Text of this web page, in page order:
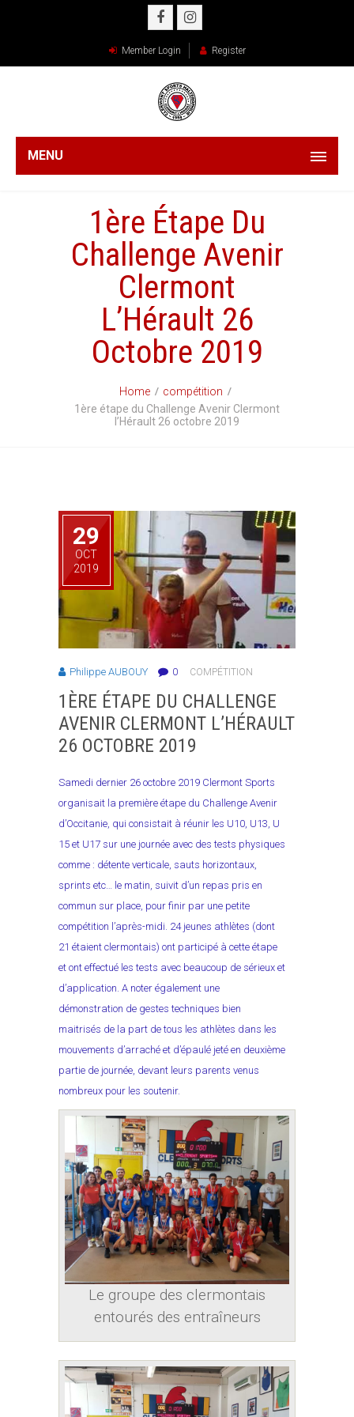
Member Login Register
MENU
1ère Étape Du
Challenge Avenir
Clermont
L’Hérault 26
Octobre 2019
Home
compétition
1ère étape du Challenge Avenir Clermont
l’Hérault 26 octobre 2019
29
OCT
2019
Philippe AUBOUY 0 COMPÉTITION
1ÈRE ÉTAPE DU CHALLENGE
AVENIR CLERMONT L’HÉRAULT
26 OCTOBRE 2019
Samedi dernier 26 octobre 2019 Clermont Sports
organisait la première étape du Challenge Avenir
d’Occitanie, qui consistait à réunir les U10, U13, U
15 et U17 sur une journée avec des tests physiques
comme : détente verticale, sauts horizontaux,
sprints etc… le matin, suivit d’un repas pris en
commun sur place, pour finir par une petite
compétition l’après-midi. 24 jeunes athlètes (dont
21 étaient clermontais) ont participé à cette étape
et ont effectué les tests avec beaucoup de sérieux et
d’application. A noter également une
démonstration de gestes techniques bien
maitrisés de la part de tous les athlètes dans les
mouvements d’arraché et d’épaulé jeté en deuxième
partie de journée, devant leurs parents venus
nombreux pour les soutenir.
Le groupe des clermontais
entourés des entraîneurs